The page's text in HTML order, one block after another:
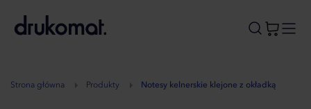
A
Strona główna Produkty Notesy kelnerskie klejone z okładką